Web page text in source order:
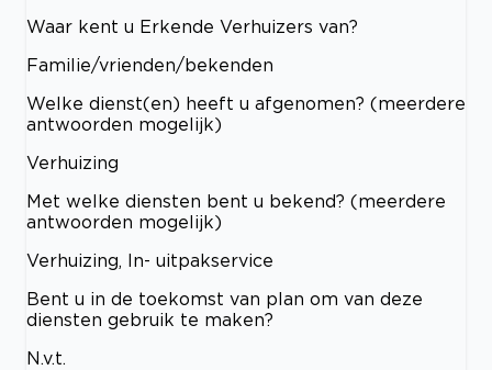
Waar kent u Erkende Verhuizers van?
Familie/vrienden/bekenden
Welke dienst(en) heeft u afgenomen? (meerdere
antwoorden mogelijk)
Verhuizing
Met welke diensten bent u bekend? (meerdere
antwoorden mogelijk)
Verhuizing, In- uitpakservice
Bent u in de toekomst van plan om van deze
diensten gebruik te maken?
N.v.t.